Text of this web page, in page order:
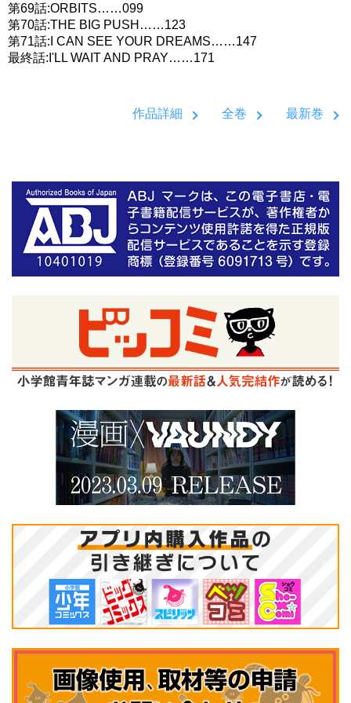
第69話:ORBITS……099
第70話:THE BIG PUSH……123
第71話:I CAN SEE YOUR DREAMS……147
最終話:I'LL WAIT AND PRAY……171
作品詳細 全巻 最新巻